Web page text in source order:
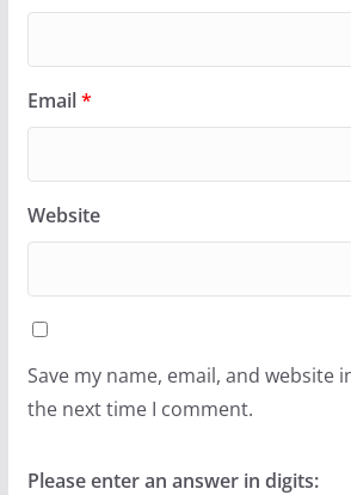
Email*
Website
Save my name, email, and website
the next time I comment.
Please enter an answer in digits: